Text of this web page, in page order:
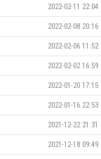
2022-02-11 22:04
2022-02-08 20:16
2022-02-06 11:52
2022-02-02 16:59
2022-01-20 17:15
2022-01-16 22:53
2021-12-22 21:31
2021-12-18 09:49